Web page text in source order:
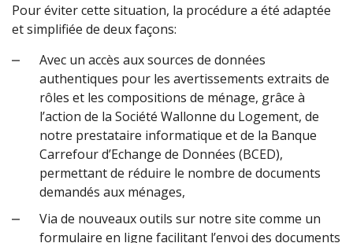
Pour éviter cette situation, la procédure a été adaptée
et simplifiée de deux façons:
Avec un accès aux sources de données
authentiques pour les avertissements extraits de
rôles et les compositions de ménage, grâce à
l’action de la Société Wallonne du Logement, de
notre prestataire informatique et de la Banque
Carrefour d’Echange de Données (BCED),
permettant de réduire le nombre de documents
demandés aux ménages,
Via de nouveaux outils sur notre site comme un
formulaire en ligne facilitant l’envoi des documents